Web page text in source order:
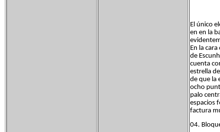
El único
en en la
En la
de
cuenta
estrella
de que la
ocho
palo
espacios
factura
04.